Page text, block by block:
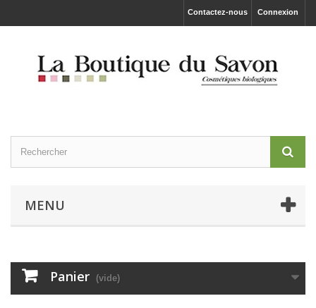
Connexion
Contactez-nous
MENU
Panier (vide)